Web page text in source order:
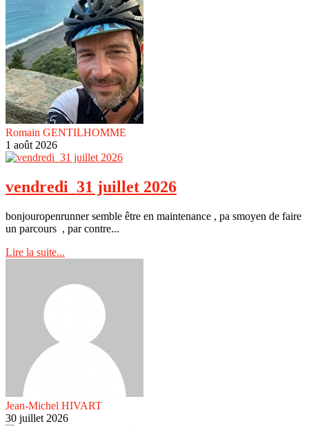
Romain GENTILHOMME
1 août 2026
vendredi 31 juillet 2026
bonjouropenrunner semble être en maintenance , pa smoyen de faire
un parcours , par contre...
Lire la suite...
Jean-Michel HIVART
30 juillet 2026